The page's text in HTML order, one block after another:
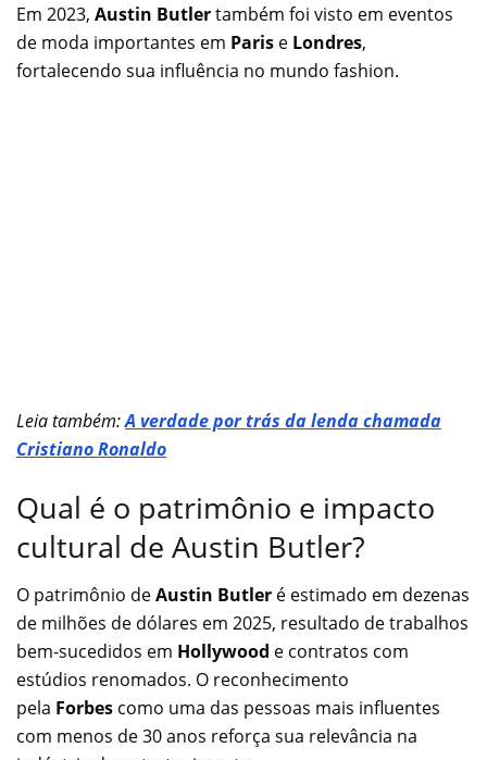
Em 2023, Austin Butlertambém foi visto em eventos
de moda importantes em Paris e Londres,
fortalecendo sua influência no mundo fashion.
Leia também:A verdade por trás da lenda chamada
Cristiano Ronaldo
Qual é o patrimônio e impacto
cultural de Austin Butler?
O patrimônio deAustin Butler é estimado em dezenas
de milhões de dólares em 2025, resultado de trabalhos
bem-sucedidos em Hollywood e contratos com
estúdios renomados. O reconhecimento
pela Forbes como uma das pessoas mais influentes
com menos de 30 anos reforça sua relevância na